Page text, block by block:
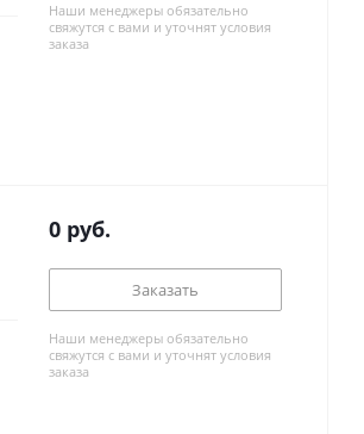
Наши менеджеры обязательно
свяжутся с вами и уточнят условия
заказа
0 руб.
Заказать
Наши менеджеры обязательно
свяжутся с вами и уточнят условия
заказа